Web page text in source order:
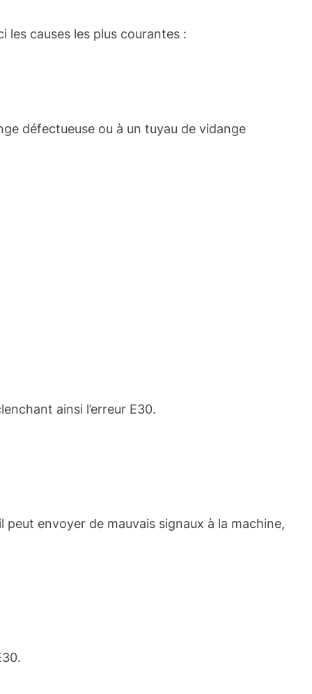
causes les plus courantes :
défectueuse ou à un tuyau de vidange
ainsi l’erreur E30.
peut envoyer de mauvais signaux à la machine,